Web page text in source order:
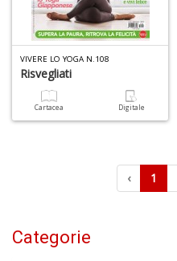
VIVERE LO YOGA N.108
Risvegliati
Cartacea Digitale
‹ 1
Categorie